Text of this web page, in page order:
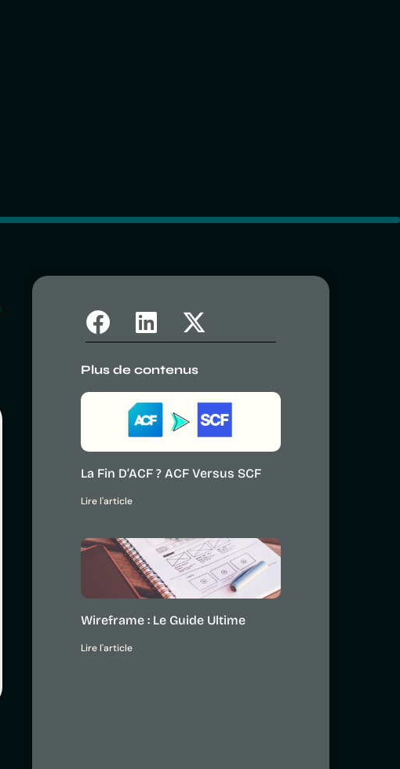
Plus de contenus
La Fin D’ACF ? ACF Versus SCF
Lire l'article
Wireframe : Le Guide Ultime
Lire l'article